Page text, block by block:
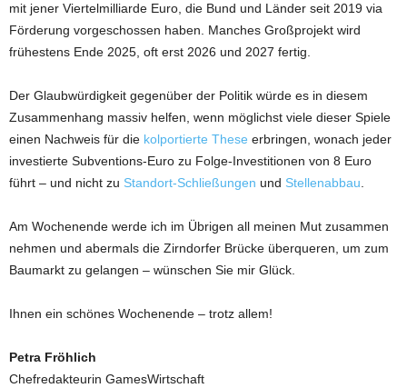
mit jener Viertelmilliarde Euro, die Bund und Länder seit 2019 via
Förderung vorgeschossen haben. Manches Großprojekt wird
frühestens Ende 2025, oft erst 2026 und 2027 fertig.
Der Glaubwürdigkeit gegenüber der Politik würde es in diesem
Zusammenhang massiv helfen, wenn möglichst viele dieser Spiele
einen Nachweis für die kolportierte These erbringen, wonach jeder
investierte Subventions-Euro zu Folge-Investitionen von 8 Euro
führt – und nicht zu Standort-Schließungen und Stellenabbau
Am Wochenende werde ich im Übrigen all meinen Mut zusammen
nehmen und abermals die Zirndorfer Brücke überqueren, um zum
Baumarkt zu gelangen – wünschen Sie mir Glück.
Ihnen ein schönes Wochenende – trotz allem!
Petra Fröhlich
Chefredakteurin GamesWirtschaft